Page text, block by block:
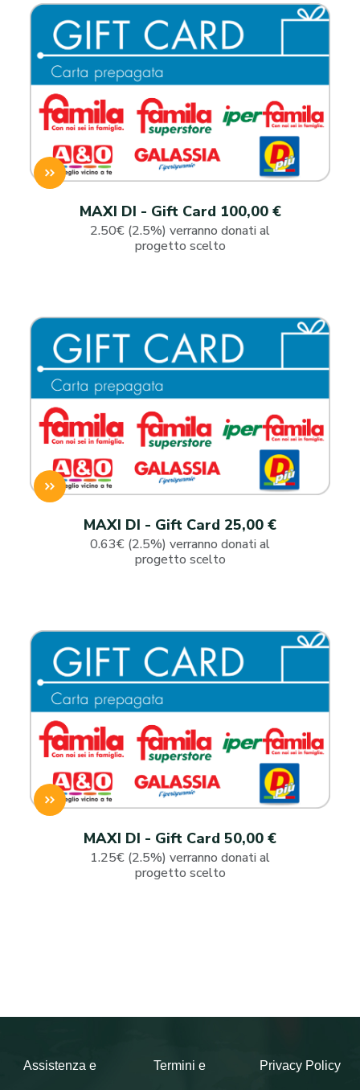
MAXI DI - Gift Card 100,00 €
2.50€ (2.5%) verranno donati al
progetto scelto
MAXI DI - Gift Card 25,00 €
0.63€ (2.5%) verranno donati al
progetto scelto
MAXI DI - Gift Card 50,00 €
1.25€ (2.5%) verranno donati al
progetto scelto
Assistenza e Termini e Privacy Policy